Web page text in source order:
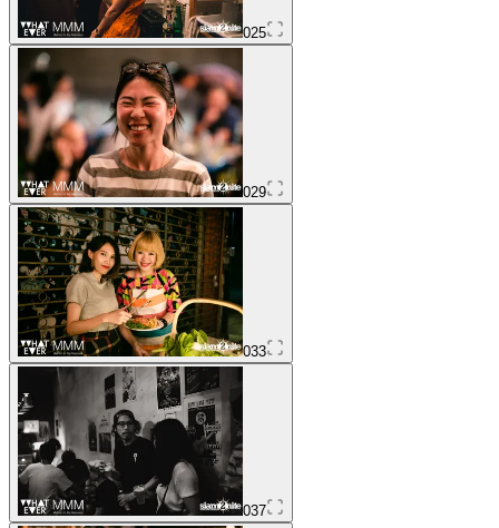
025
029
033
037